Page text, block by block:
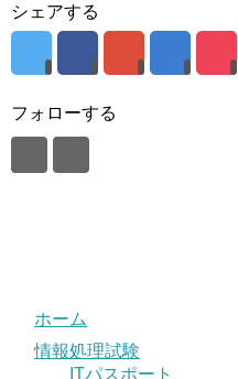
シェアする
フォローする
ホーム
情報処理試験
ITパスポート